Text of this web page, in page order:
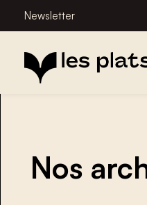
Newsletter
Nos